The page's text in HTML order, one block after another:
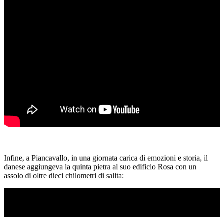
Infine, a Piancavallo, in una giornata carica di emozioni e storia, il
danese aggiungeva la quinta pietra al suo edificio Rosa con un
assolo di oltre dieci chilometri di salita: